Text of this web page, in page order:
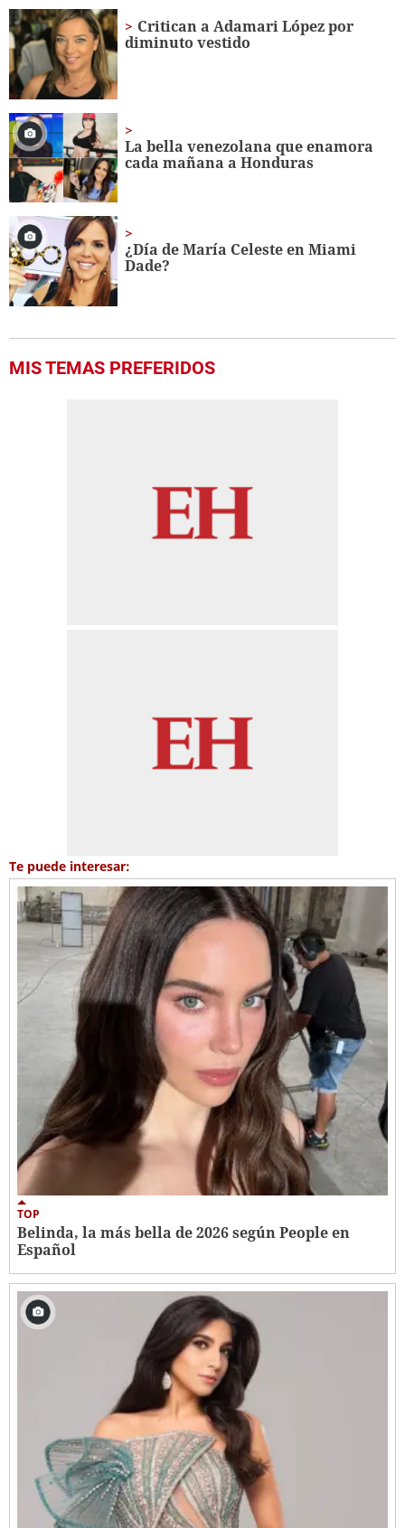
1
minute,
7
seconds
Critican a Adamari López por
diminuto vestido
La bella venezolana que enamora
cada mañana a Honduras
¿Día de María Celeste en Miami
Dade?
MIS TEMAS PREFERIDOS
Te puede interesar:
TOP
Belinda, la más bella de 2026 según People en
Español